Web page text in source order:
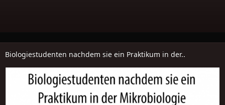
Biologiestudenten nachdem sie ein Praktikum in der..